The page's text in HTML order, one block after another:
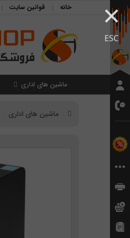
×
ESC
خانه قوانین سایت
ماشین های اداری
ماشین های اداری